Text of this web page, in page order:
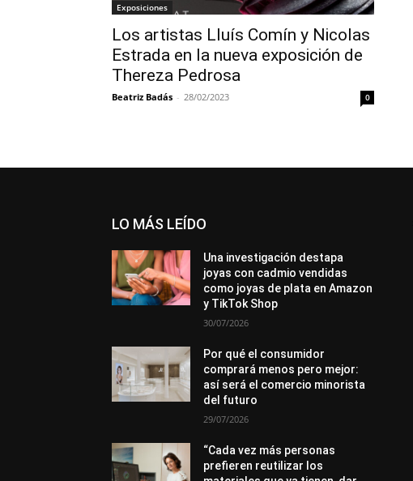
Exposiciones
Los artistas Lluís Comín y Nicolas
Estrada en la nueva exposición de
Thereza Pedrosa
Beatriz Badás - 28/02/2023 0
LO MÁS LEÍDO
Una investigación destapa
joyas con cadmio vendidas
como joyas de plata en Amazon
y TikTok Shop
30/07/2026
Por qué el consumidor
comprará menos pero mejor:
así será el comercio minorista
del futuro
29/07/2026
“Cada vez más personas
prefieren reutilizar los